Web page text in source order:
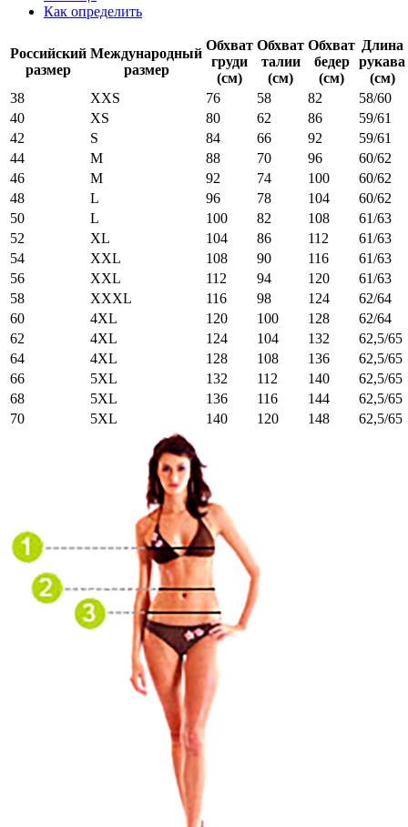
Как определить
Российский
размер
Международный
размер
Обхват
груди
(см)
Обхват
талии
(см)
Обхват
бедер
(см)
Длина
рукава
(см)
38
XXS 76 58 82
58/60
40
XS 80 62 86
59/61
42
S 84 66 92
59/61
44
M 88 70 96
60/62
46
M 92 74 100
60/62
48
L 96 78 104
60/62
50
L 100 82 108
61/63
52
XL 104 86 112
61/63
54
XXL 108 90 116
61/63
56
XXL 112 94 120
61/63
58
XXXL 116 98 124
62/64
60
4XL 120 100 128
62/64
62
4XL 124 104 132
62,5/65
64
4XL 128 108 136
62,5/65
66
5XL 132 112 140
62,5/65
68
5XL 136 116 144
62,5/65
70
5XL 140 120 148 62,5/65